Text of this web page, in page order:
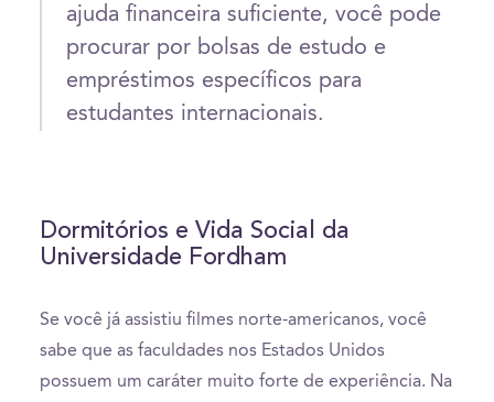
ajuda financeira suficiente, você pode
procurar por bolsas de estudo e
empréstimos específicos para
estudantes internacionais.
Dormitórios e Vida Social da
Universidade Fordham
Se você já assistiu filmes norte-americanos, você
sabe que as faculdades nos Estados Unidos
possuem um caráter muito forte de experiência. Na